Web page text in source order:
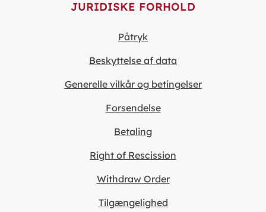
JURIDISKE FORHOLD
Påtryk
Beskyttelse af data
Generelle vilkår og betingelser
Forsendelse
Betaling
Right of Rescission
Withdraw Order
Tilgængelighed